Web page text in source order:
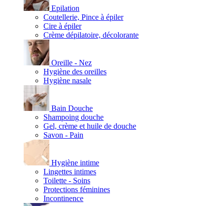
Epilation
Coutellerie, Pince à épiler
Cire à épiler
Crème dépilatoire, décolorante
Oreille - Nez
Hygiène des oreilles
Hygiène nasale
Bain Douche
Shampoing douche
Gel, crème et huile de douche
Savon - Pain
Hygiène intime
Lingettes intimes
Toilette - Soins
Protections féminines
Incontinence